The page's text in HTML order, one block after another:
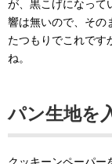
が、黒こげになって
響は無いので、その
たつもりでこれです
ね。
パン生地を